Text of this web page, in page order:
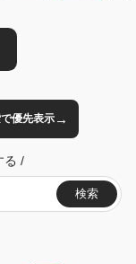
優先表示→
る /
検索